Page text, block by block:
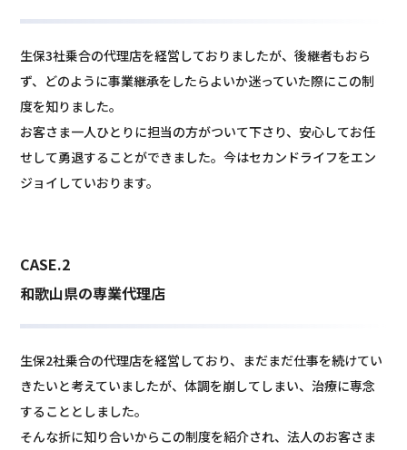
生保3社乗合の代理店を経営しておりましたが、後継者もおら
ず、どのように事業継承をしたらよいか迷っていた際にこの制
度を知りました。
お客さま一人ひとりに担当の方がついて下さり、安心してお任
せして勇退することができました。今はセカンドライフをエン
ジョイしていおります。
CASE.2
和歌山県の専業代理店
生保2社乗合の代理店を経営しており、まだまだ仕事を続けてい
きたいと考えていましたが、体調を崩してしまい、治療に専念
することとしました。
そんな折に知り合いからこの制度を紹介され、法人のお客さま